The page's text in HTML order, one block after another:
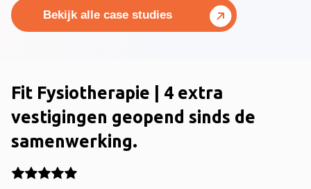
Bekijk alle case studies
Fit Fysiotherapie | 4 extra
vestigingen geopend sinds de
samenwerking.